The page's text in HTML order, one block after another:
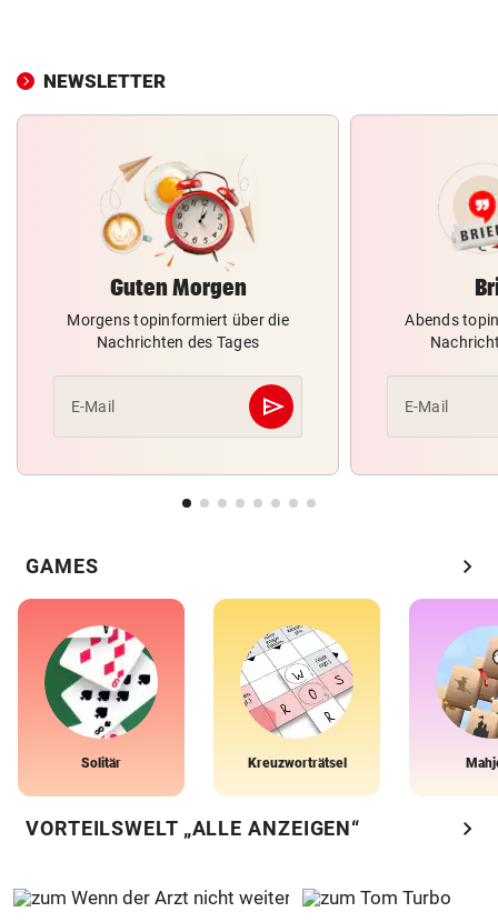
NEWSLETTER
Guten Morgen
Morgens topinformiert über die
Nachrichten des Tages
E-Mail send
Abschicken
Abends
E-Mail
GAMES chevron_right
Solitär Kreuzworträtsel
VORTEILSWELT „ALLE ANZEIGEN“ chevron_right